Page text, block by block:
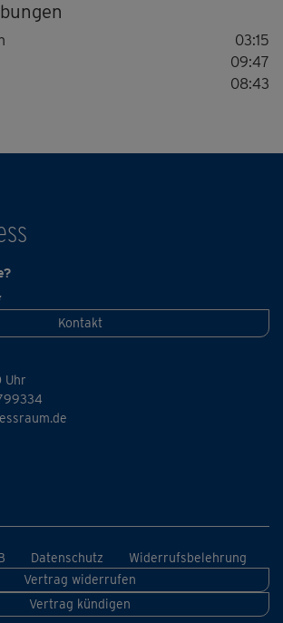
und durchblutet.
Mattenteil folgen abwechslungsreiche
von Frauen ab 35
aber natürlich von jedem gemacht
wohl fühlt. Denn wie immer im
ohne ihn zu überfordern und
Körpergefühl hören – dann ist der
größten.
03:15
09:47
08:43
Kontakt
Uhr
Datenschutz
Widerrufsbelehrung
Vertrag widerrufen
Vertrag kündigen